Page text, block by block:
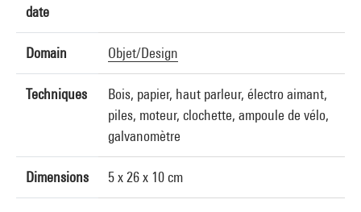
date
Domain Objet/Design
Techniques
Bois, papier, haut parleur, électro aimant,
piles, moteur, clochette, ampoule de vélo,
galvanomètre
Dimensions 5 x 26 x 10 cm